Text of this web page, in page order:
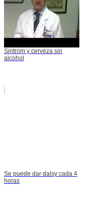
Sintrom y cerveza sin
alcohol
Se puede dar dalsy cada 4
horas